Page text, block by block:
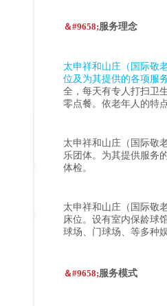
＆#9658;服务理念
太申祥和山庄（国际敬
位及为其提供的各项服
全，每天有专人打扫卫
零点餐。依老年人的特
太申祥和山庄（国际敬
乐团体。为其提供服务
体检。
太申祥和山庄（国际敬
床位。设有室内保龄球
球场、门球场、等多种
＆#9658;服务模式